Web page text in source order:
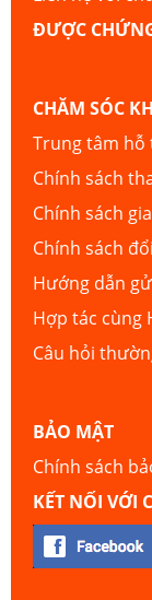
ĐƯỢC
CHĂM SÓC
Trung tâm hỗ
Chính sách
Chính sách
Chính sách
Hướng dẫn
Hợp tác cùng
Câu hỏi
BẢO MẬT
Chính sách
KẾT NỐI VỚI